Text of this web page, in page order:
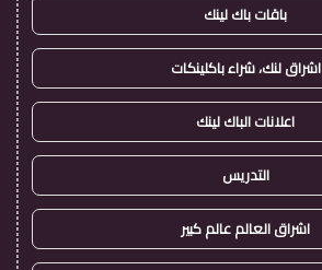
باقات باك لينك
اشراق لنك، شراء باكلينكات
اعلانات الباك لينك
التدريس
اشراق العالم عالم كبير